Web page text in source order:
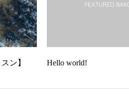
ン】 Hello world!